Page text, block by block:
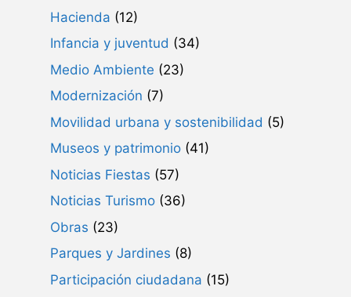
Hacienda (12)
Infancia y juventud (34)
Medio Ambiente (23)
Modernización (7)
Movilidad urbana y sostenibilidad (5)
Museos y patrimonio (41)
Noticias Fiestas (57)
Noticias Turismo (36)
Obras (23)
Parques y Jardines (8)
Participación ciudadana (15)